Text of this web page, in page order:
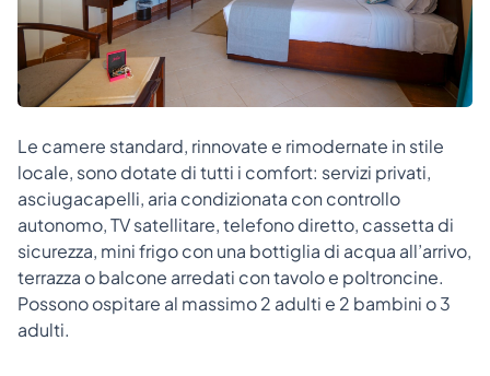
Le camere standard, rinnovate e rimodernate in stile
locale, sono dotate di tutti i comfort: servizi privati,
asciugacapelli, aria condizionata con controllo
autonomo, TV satellitare, telefono diretto, cassetta di
sicurezza, mini frigo con una bottiglia di acqua all’arrivo,
terrazza o balcone arredati con tavolo e poltroncine.
Possono ospitare al massimo 2 adulti e 2 bambini o 3
adulti.